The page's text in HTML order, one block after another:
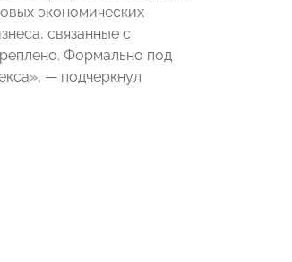
экономических
связанные с
Формально под
— подчеркнул